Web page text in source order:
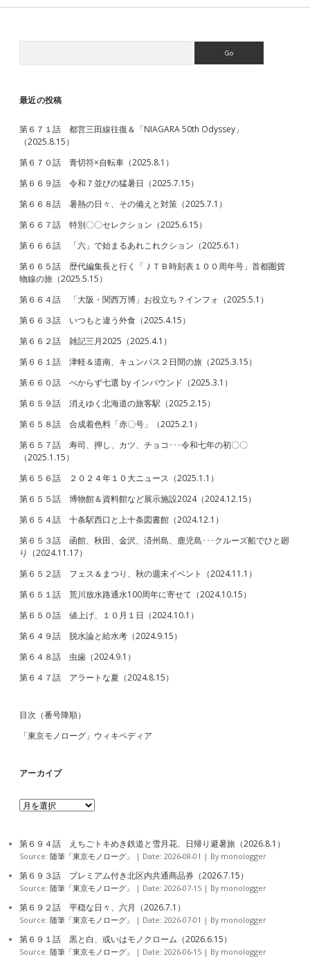
境
最近の投稿
第６７１話 都営三田線往復＆「NIAGARA 50th Odyssey」
（2025.8.15）
第６７０話 青切符×自転車（2025.8.1）
第６６９話 令和７並びの猛暑日（2025.7.15）
第６６８話 暑熱の日々、その備えと対策（2025.7.1）
第６６７話 特別〇〇セレクション（2025.6.15）
第６６６話 「六」で始まるあれこれクション（2025.6.1）
第６６５話 歴代編集長と行く「ＪＴＢ時刻表１００周年号」首都圏貨
物線の旅（2025.5.15）
第６６４話 「大阪・関西万博」お役立ち？インフォ（2025.5.1）
第６６３話 いつもと違う外食（2025.4.15）
第６６２話 雑記三月2025（2025.4.1）
第６６１話 津軽＆道南、キュンパス２日間の旅（2025.3.15）
第６６０話 べからず七選 by インバウンド（2025.3.1）
第６５９話 消えゆく北海道の旅客駅（2025.2.15）
第６５８話 合成着色料「赤〇号」（2025.2.1）
第６５７話 寿司、押し、カツ、チョコ･･･令和七年の初〇〇
（2025.1.15）
第６５６話 ２０２４年１０大ニュース（2025.1.1）
第６５５話 博物館＆資料館など展示施設2024（2024.12.15）
第６５４話 十条駅西口と上十条図書館（2024.12.1）
第６５３話 函館、秋田、金沢、済州島、鹿児島･･･クルーズ船でひと廻
り（2024.11.17）
第６５２話 フェス＆まつり、秋の週末イベント（2024.11.1）
第６５１話 荒川放水路通水100周年に寄せて（2024.10.15）
第６５０話 値上げ、１０月１日（2024.10.1）
第６４９話 脱水論と給水考（2024.9.15）
第６４８話 虫歯（2024.9.1）
第６４７話 アラートな夏（2024.8.15）
目次（番号降順）
「東京モノローグ」ウィキペディア
アーカイブ
ア
ー
イ
ブ
第６９４話 えちごトキめき鉄道と雪月花、日帰り避暑旅（2026.8.1）
Source: 随筆「東京モノローグ」 Date: 2026-08-01 By monologger
第６９３話 プレミアム付き北区内共通商品券（2026.7.15）
Source: 随筆「東京モノローグ」 Date: 2026-07-15 By monologger
第６９２話 平穏な日々、六月（2026.7.1）
Source: 随筆「東京モノローグ」 Date: 2026-07-01 By monologger
第６９１話 黒と白、或いはモノクローム（2026.6.15）
Source: 随筆「東京モノローグ」 Date: 2026-06-15 By monologger